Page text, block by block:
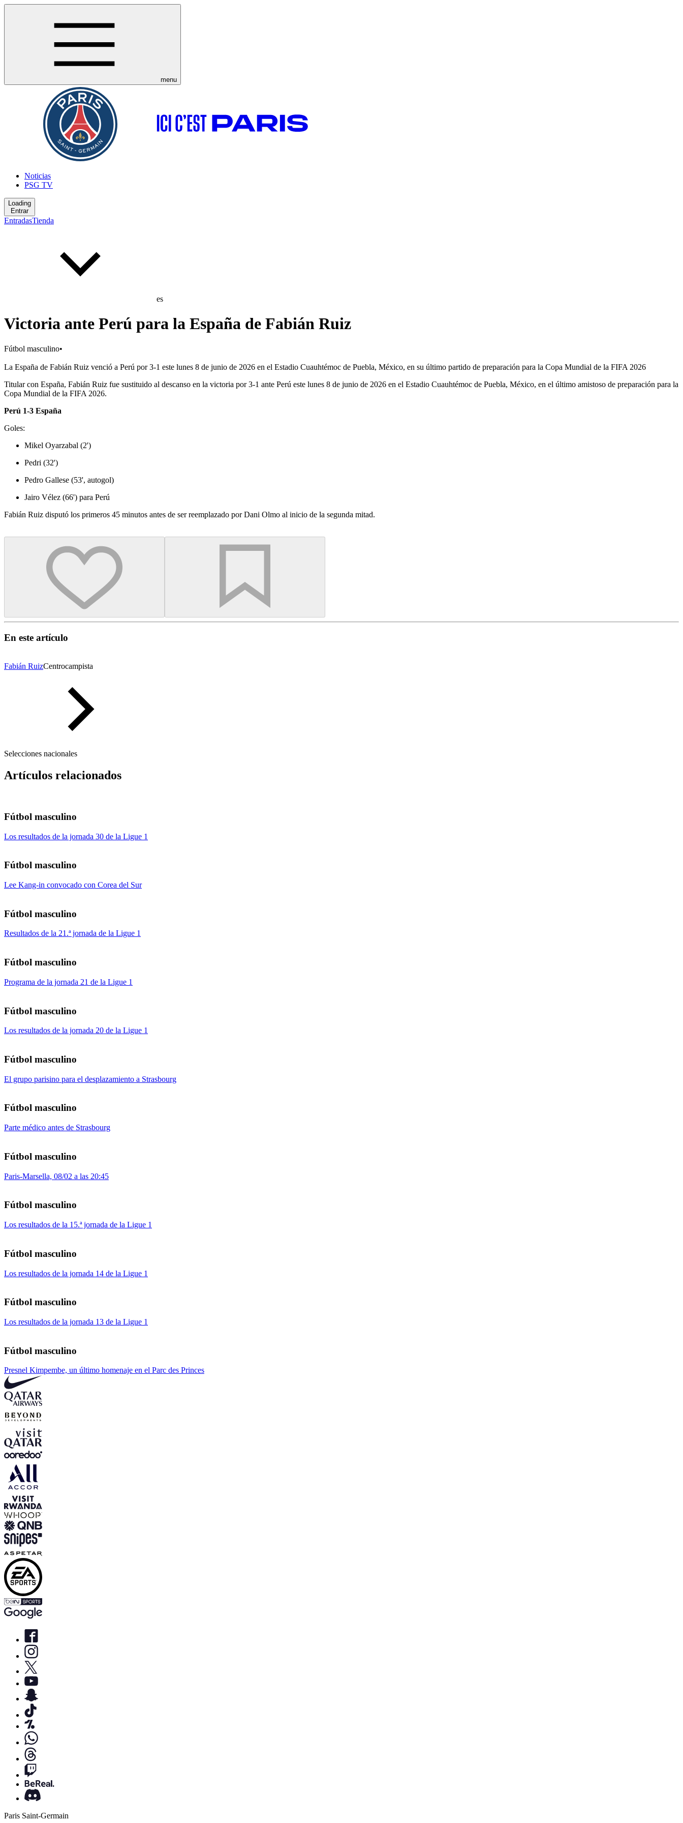
menu
Noticias
PSG TV
Loading
Entrar
EntradasTienda
es
Victoria ante Perú para la España de Fabián Ruiz
Fútbol masculino•
La España de Fabián Ruiz venció a Perú por 3-1 este lunes 8 de junio de 2026 en el Estadio Cuauhtémoc de Puebla, México, en su último partido de preparación para la Copa Mundial de la FIFA 2026
Titular con España, Fabián Ruiz fue sustituido al descanso en la victoria por 3-1 ante Perú este lunes 8 de junio de 2026 en el Estadio Cuauhtémoc de Puebla, México, en el último amistoso de preparación para la
Copa Mundial de la FIFA 2026.
Perú 1-3 España
Goles:
Mikel Oyarzabal (2')
Pedri (32')
Pedro Gallese (53', autogol)
Jairo Vélez (66') para Perú
Fabián Ruiz disputó los primeros 45 minutos antes de ser reemplazado por Dani Olmo al inicio de la segunda mitad.
En este artículo
Fabián RuizCentrocampista
Selecciones nacionales
Artículos relacionados
Fútbol masculino
Los resultados de la jornada 30 de la Ligue 1
Fútbol masculino
Lee Kang-in convocado con Corea del Sur
Fútbol masculino
Resultados de la 21.ª jornada de la Ligue 1
Fútbol masculino
Programa de la jornada 21 de la Ligue 1
Fútbol masculino
Los resultados de la jornada 20 de la Ligue 1
Fútbol masculino
El grupo parisino para el desplazamiento a Strasbourg
Fútbol masculino
Parte médico antes de Strasbourg
Fútbol masculino
Paris-Marsella, 08/02 a las 20:45
Fútbol masculino
Los resultados de la 15.ª jornada de la Ligue 1
Fútbol masculino
Los resultados de la jornada 14 de la Ligue 1
Fútbol masculino
Los resultados de la jornada 13 de la Ligue 1
Fútbol masculino
Presnel Kimpembe, un último homenaje en el Parc des Princes
Paris Saint-Germain